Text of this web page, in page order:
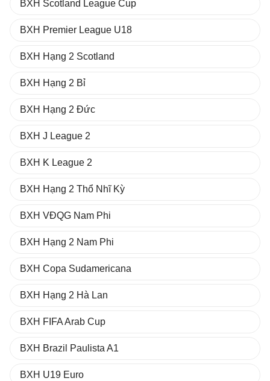
BXH Scotland League Cup
BXH Premier League U18
BXH Hạng 2 Scotland
BXH Hạng 2 Bỉ
BXH Hạng 2 Đức
BXH J League 2
BXH K League 2
BXH Hạng 2 Thổ Nhĩ Kỳ
BXH VĐQG Nam Phi
BXH Hạng 2 Nam Phi
BXH Copa Sudamericana
BXH Hạng 2 Hà Lan
BXH FIFA Arab Cup
BXH Brazil Paulista A1
BXH U19 Euro